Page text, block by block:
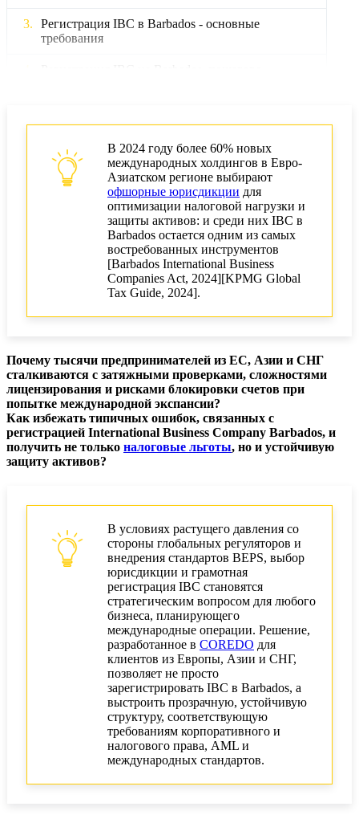
Регистрация IBC в Barbados - основные
требования
Преимущества Barbados IBC для
международного бизнеса
Налоговая система и корпоративный налог для
Сравнение IBC в Barbados и других
юрисдикциях
Юридические и регуляторные аспекты IBC в
AML и комплаенс для IBC
Защита активов и управление рисками
Оптимизация и управление IBC в Barbados
Управление IBC в Barbados: лучшие практики
Перспективы развития законодательства
FAQ по IBC в Барбадосе - ответы
Ключевые выводы и шаги для
предпринимателей
В 2024 году более 60% новых
международных холдингов в Евро-
Азиатском регионе выбирают
офшорные юрисдикции для
оптимизации налоговой нагрузки и
защиты активов: и среди них IBC в
Barbados остается одним из самых
востребованных инструментов
[Barbados International Business
Companies Act, 2024][KPMG Global
Tax Guide, 2024].
Почему тысячи предпринимателей из ЕС, Азии и СНГ
сталкиваются с затяжными проверками, сложностями
лицензирования и рисками блокировки счетов при
попытке международной экспансии?
Как избежать типичных ошибок, связанных с
регистрацией International Business Company Barbados, и
получить не только налоговые льготы, но и устойчивую
защиту активов?
В условиях растущего давления со
стороны глобальных регуляторов и
внедрения стандартов BEPS, выбор
юрисдикции и грамотная
регистрация IBC становятся
стратегическим вопросом для любого
бизнеса, планирующего
международные операции. Решение,
разработанное в COREDO для
клиентов из Европы, Азии и СНГ,
позволяет не просто
зарегистрировать IBC в Barbados, а
выстроить прозрачную, устойчивую
структуру, соответствующую
требованиям корпоративного и
налогового права, AML и
международных стандартов.